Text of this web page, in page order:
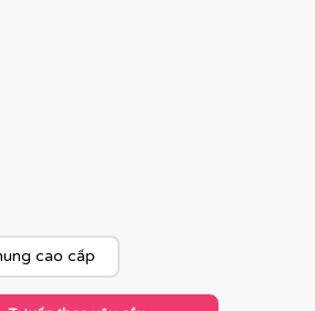
cao cấp